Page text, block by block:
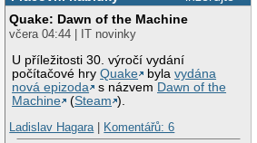
Quake: Dawn of the Machine
včera 04:44 | IT novinky
U příležitosti 30. výročí vydání
počítačové hryQuake bylavydána
nová epizoda
s názvem Dawn of the
Machine
(Steam ).
Ladislav Hagara| Komentářů: 6